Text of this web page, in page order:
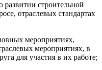
строительной
отраслевых стандартах
мероприятиях,
мероприятиях, в
для участия в их работе;